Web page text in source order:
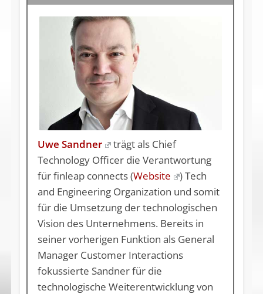
Uwe Sandner
trägt als Chief
Technology Officer die Verantwortung
für finleap connects (Website
) Tech
and Engineering Organization und somit
für die Umsetzung der technologischen
Vision des Unternehmens. Bereits in
seiner vorherigen Funktion als General
Manager Customer Interactions
fokussierte Sandner für die
technologische Weiterentwicklung von